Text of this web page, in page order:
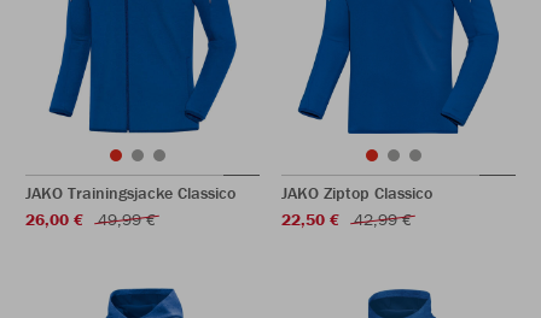
JAKO Trainingsjacke Classico
26,00 €
49,99 €
JAKO Ziptop Classico
22,50 €
42,99 €